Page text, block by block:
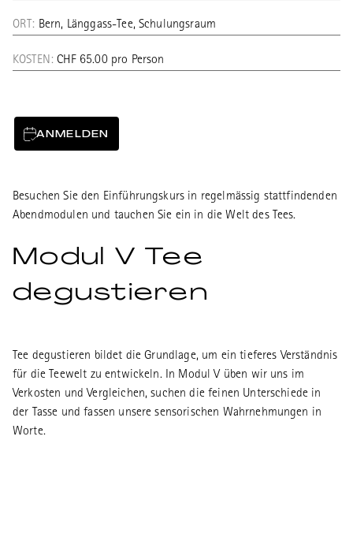
ORT: Bern, Länggass-Tee, Schulungsraum
KOSTEN:CHF 65.00 pro Person
ANMELDEN
Besuchen Sie den Einführungskurs in regelmässig stattfindenden
Abendmodulen und tauchen Sie ein in die Welt des Tees.
Modul V Tee
degustieren
Tee degustieren bildet die Grundlage, um ein tieferes Verständnis
für die Teewelt zu entwickeln. In Modul V üben wir uns im
Verkosten und Vergleichen, suchen die feinen Unterschiede in
der Tasse und fassen unsere sensorischen Wahrnehmungen in
Worte.